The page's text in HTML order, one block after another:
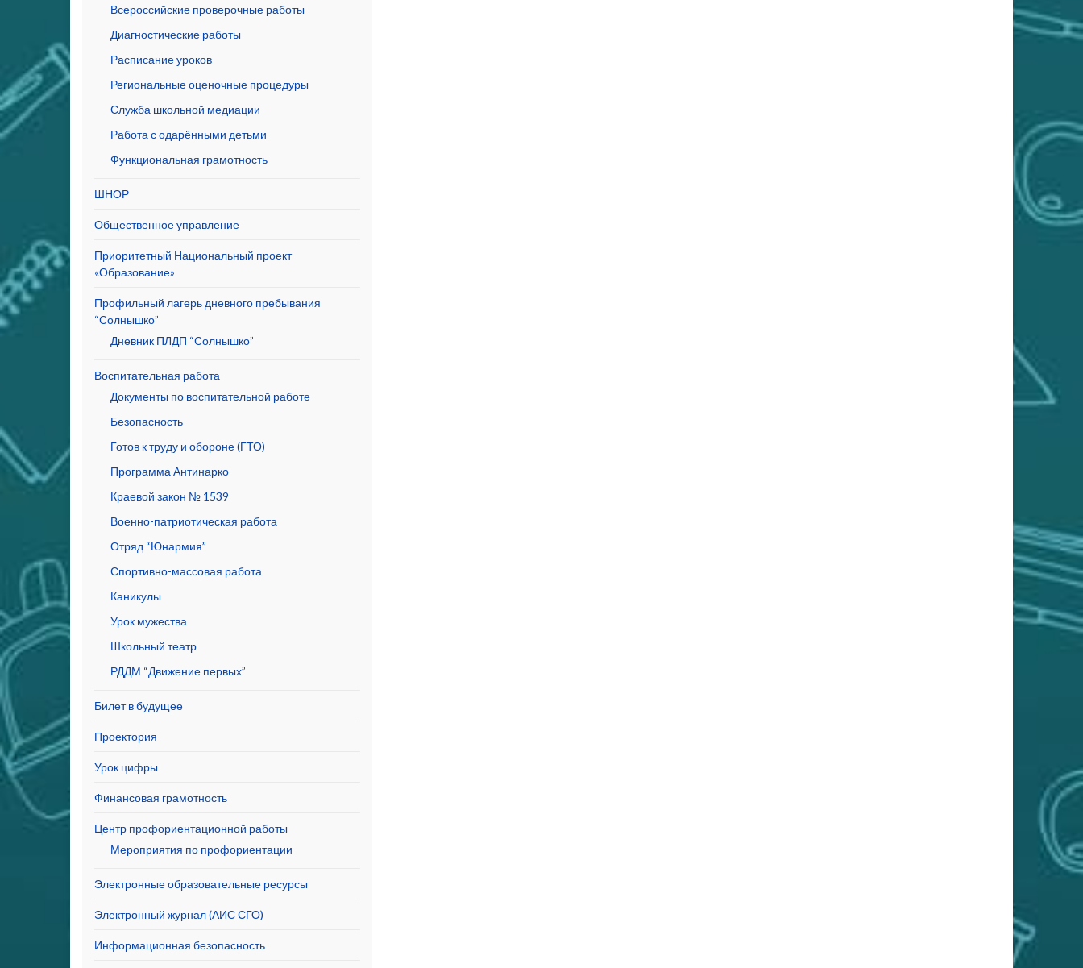
Всероссийские проверочные работы
Диагностические работы
Расписание уроков
Региональные оценочные процедуры
Служба школьной медиации
Работа с одарёнными детьми
Функциональная грамотность
ШНОР
Общественное управление
Приоритетный Национальный проект
«Образование»
Профильный лагерь дневного пребывания
“Солнышко”
Дневник ПЛДП “Солнышко”
Воспитательная работа
Документы по воспитательной работе
Безопасность
Готов к труду и обороне (ГТО)
Программа Антинарко
Краевой закон № 1539
Военно-патриотическая работа
Отряд “Юнармия”
Спортивно-массовая работа
Каникулы
Урок мужества
Школьный театр
РДДМ “Движение первых”
Билет в будущее
Проектория
Урок цифры
Финансовая грамотность
Центр профориентационной работы
Мероприятия по профориентации
Электронные образовательные ресурсы
Электронный журнал (АИС СГО)
Информационная безопасность